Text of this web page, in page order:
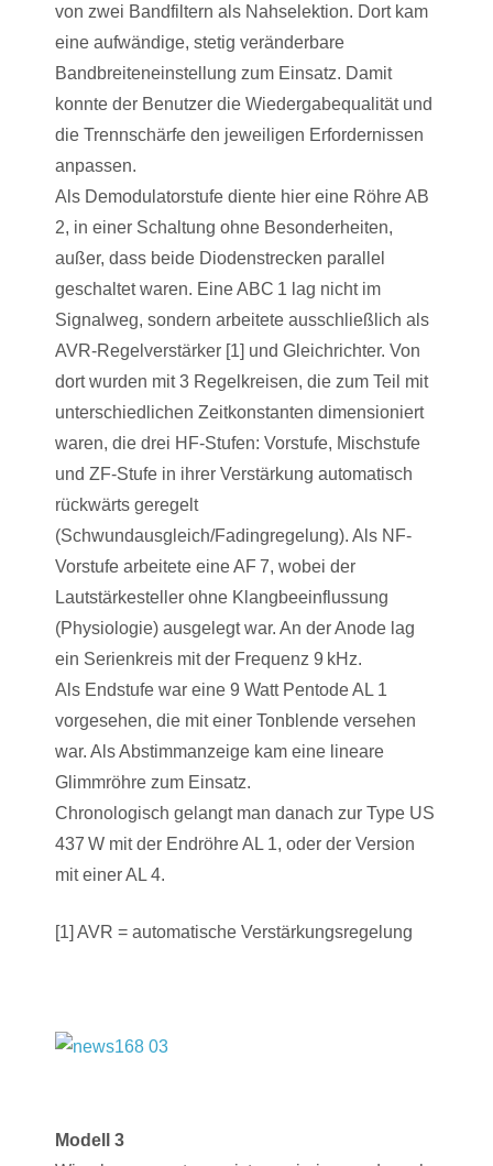
von zwei Bandfiltern als Nahselektion. Dort kam
eine aufwändige, stetig veränderbare
Bandbreiteneinstellung zum Einsatz. Damit
konnte der Benutzer die Wiedergabequalität und
die Trennschärfe den jeweiligen Erfordernissen
anpassen.
Als Demodulatorstufe diente hier eine Röhre AB
2, in einer Schaltung ohne Besonderheiten,
außer, dass beide Diodenstrecken parallel
geschaltet waren. Eine ABC 1 lag nicht im
Signalweg, sondern arbeitete ausschließlich als
AVR-Regelverstärker [1] und Gleichrichter. Von
dort wurden mit 3 Regelkreisen, die zum Teil mit
unterschiedlichen Zeitkonstanten dimensioniert
waren, die drei HF-Stufen: Vorstufe, Mischstufe
und ZF-Stufe in ihrer Verstärkung automatisch
rückwärts geregelt
(Schwundausgleich/Fadingregelung). Als NF-
Vorstufe arbeitete eine AF 7, wobei der
Lautstärkesteller ohne Klangbeeinflussung
(Physiologie) ausgelegt war. An der Anode lag
ein Serienkreis mit der Frequenz 9 kHz.
Als Endstufe war eine 9 Watt Pentode AL 1
vorgesehen, die mit einer Tonblende versehen
war. Als Abstimmanzeige kam eine lineare
Glimmröhre zum Einsatz.
Chronologisch gelangt man danach zur Type US
437 W mit der Endröhre AL 1, oder der Version
mit einer AL 4.
[1] AVR = automatische Verstärkungsregelung
Modell 3